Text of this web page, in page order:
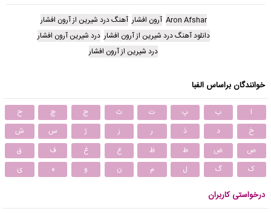
Aron Afshar آرون افشار آهنگ درد شیرین از آرون افشار
دانلود آهنگ درد شیرین از آرون افشار درد شیرین آرون افشار
درد شیرین از آرون افشار
خوانندگان براساس الفبا
ا ب پ ت ث ج چ
ح
خ
د ذ ر ز ژ س
ش
ص
ض ط ظ ع غ ف
ق
ک
گ ل م ن و ه ی
درخواستی کاربران